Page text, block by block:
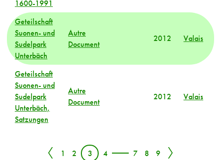
1600-1991
Geteilschaft
Suonen- und
Sudelpark
Unterbäch
Autre
Document
2012 Valais
Geteilschaft
Suonen- und
Sudelpark
Unterbäch,
Satzungen
Autre
Document
2012 Valais
〈 1 2 3 4 7 8 9 〉